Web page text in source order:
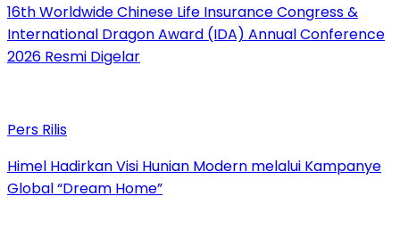
16th Worldwide Chinese Life Insurance Congress &
International Dragon Award (IDA) Annual Conference
2026 Resmi Digelar
Pers Rilis
Himel Hadirkan Visi Hunian Modern melalui Kampanye
Global “Dream Home”